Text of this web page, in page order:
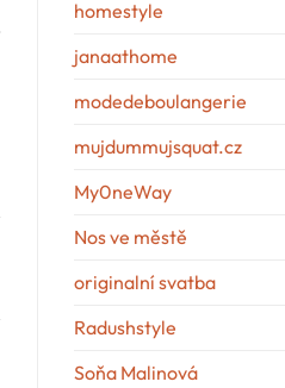
homestyle
janaathome
modedeboulangerie
mujdummujsquat.cz
My0neWay
Nos ve městě
originalní svatba
Radushstyle
Soňa Malinová